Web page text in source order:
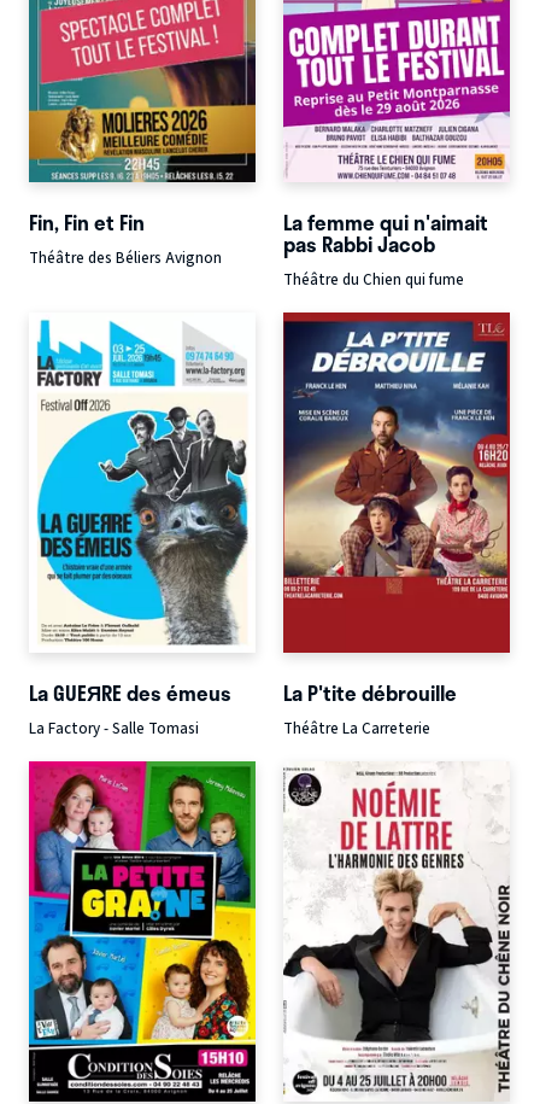
Fin, Fin et Fin
Théâtre des Béliers Avignon
La femme qui n'aimait
pas Rabbi Jacob
Théâtre du Chien qui fume
La GUEЯRE des émeus
La Factory - Salle Tomasi
La P'tite débrouille
Théâtre La Carreterie